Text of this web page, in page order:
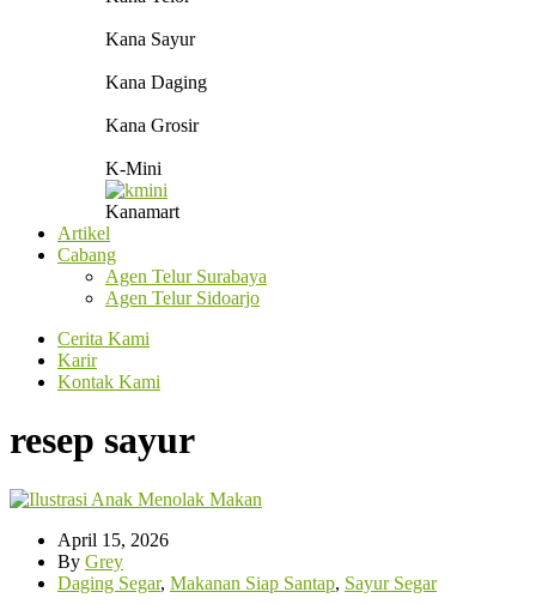
Kana Sayur
Kana Daging
Kana Grosir
K-Mini
Kanamart
Artikel
Cabang
Agen Telur Surabaya
Agen Telur Sidoarjo
Cerita Kami
Karir
Kontak Kami
resep sayur
April 15, 2026
By Grey
Daging Segar, Makanan Siap Santap, Sayur Segar